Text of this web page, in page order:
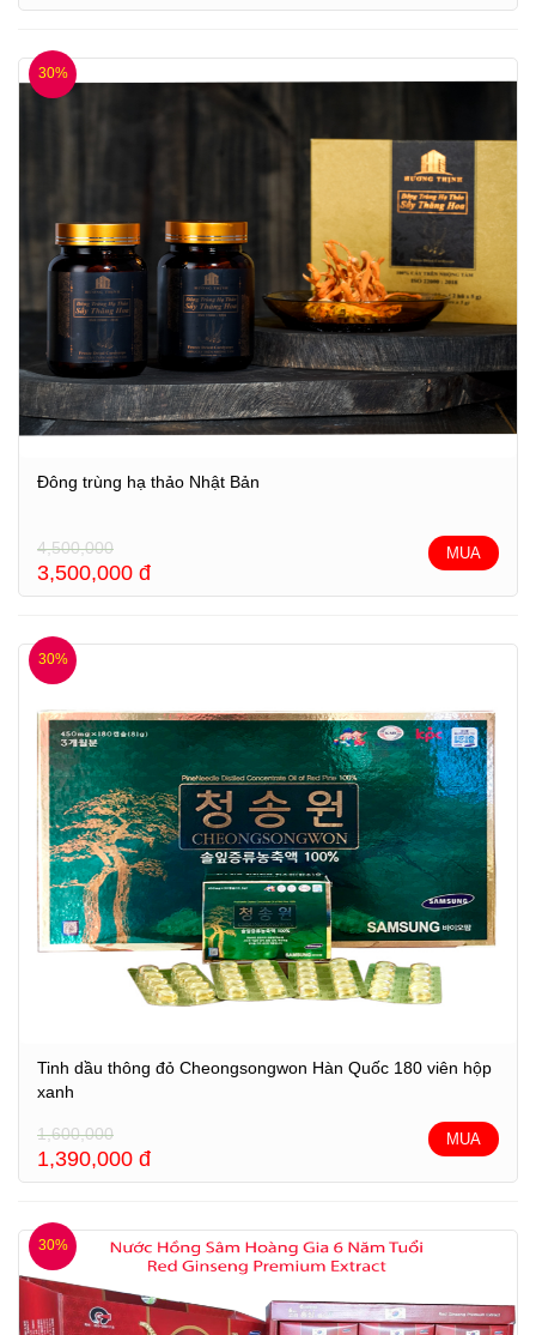
30%
Đông trùng hạ thảo Nhật Bản
4,500,000
3,500,000 đ
MUA
30%
Tinh dầu thông đỏ Cheongsongwon Hàn Quốc 180 viên hộp
xanh
1,600,000
1,390,000 đ
MUA
30%